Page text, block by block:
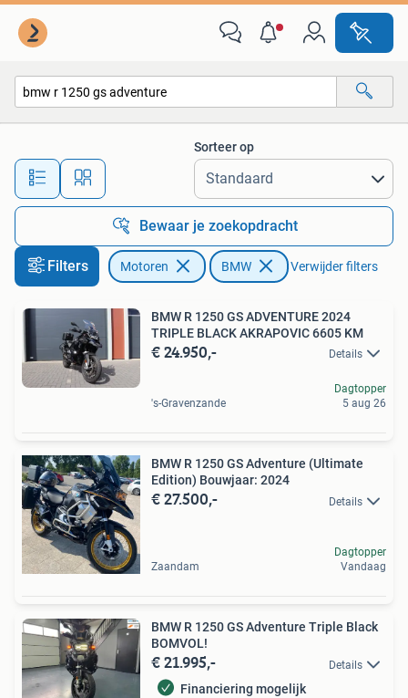
Alle afstanden…
Sorteer op
Bewaar je zoekopdracht
Filters Motoren BMW Verwijder filters
BMW R 1250 GS ADVENTURE 2024
TRIPLE BLACK AKRAPOVIC 6605 KM
€ 24.950,- Details
's-Gravenzande
Dagtopper
5 aug 26
BMW R 1250 GS Adventure (Ultimate
Edition) Bouwjaar: 2024
€ 27.500,- Details
Zaandam
Dagtopper
Vandaag
BMW R 1250 GS Adventure Triple Black
BOMVOL!
€ 21.995,- Details
Financiering mogelijk